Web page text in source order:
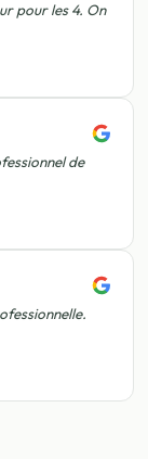
pour les 4. On
de